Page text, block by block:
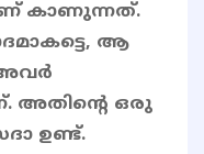
കാണുന്നത്.
ആ
അവർ
അതിന്റെ ഒരു
ഉണ്ട്.